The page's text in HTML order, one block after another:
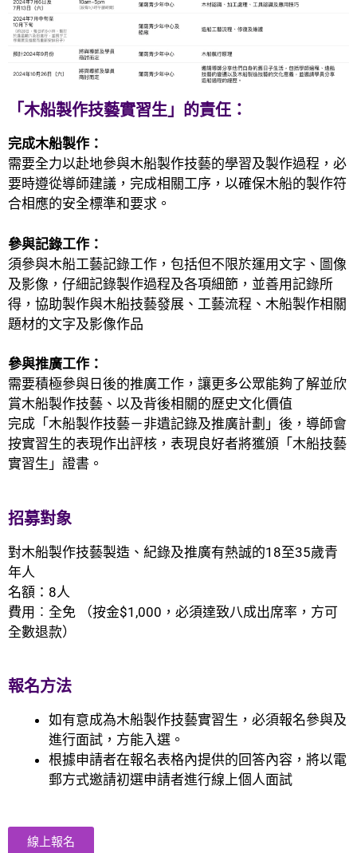
「木船製作技藝實習生」的責仼：
完成木船製作：
需要全力以赴地參與木船製作技藝的學習及製作過程，必
要時遵從導師建議，完成相關工序，以確保木船的製作符
合相應的安全標準和要求。
參與記錄工作：
須參與木船工藝記錄工作，包括但不限於運用文字、圖像
及影像，仔細記錄製作過程及各項細節，並善用記錄所
得，協助製作與木船技藝發展、工藝流程、木船製作相關
題材的文字及影像作品
參與推廣工作：
需要積極參與日後的推廣工作，讓更多公眾能夠了解並欣
賞木船製作技藝、以及背後相關的歷史文化價值
完成「木船製作技藝－非遺記錄及推廣計劃」後，導師會
按實習生的表現作出評核，表現良好者將獲頒「木船技藝
實習生」證書。
招募對象
對木船製作技藝製造、紀錄及推廣有熱誠的18至35歲青
年人
名額： 8人
費用︰ 全免 （按金$1,000，必須達致八成出席率 ， 方可
全數退款）
報名方法
如有意成為木船製作技藝實習生，必須報名參與及
進行面試，方能入選。
根據申請者在報名表格內提供的回答內容，將以電
郵方式邀請初選申請者進行線上個人面試
線上報名